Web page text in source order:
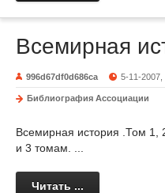
Всемирная
996d67df0d686ca 5-11-2007,
Библиография Ассоциации
Всемирная история .Том 1,
и 3 томам. ...
Читать ...